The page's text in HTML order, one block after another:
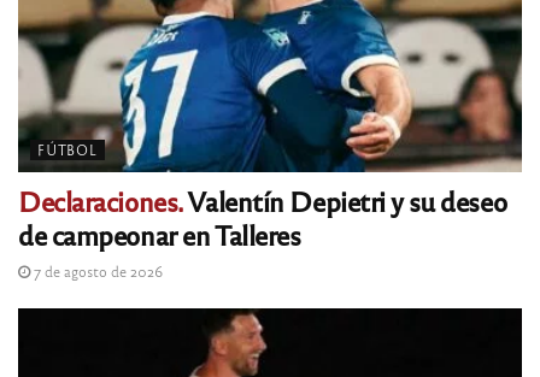
FÚTBOL
Declaraciones.Valentín Depietri y su deseo
de campeonar en Talleres
7 de agosto de 2026